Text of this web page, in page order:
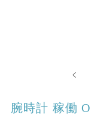
腕時計 稼働